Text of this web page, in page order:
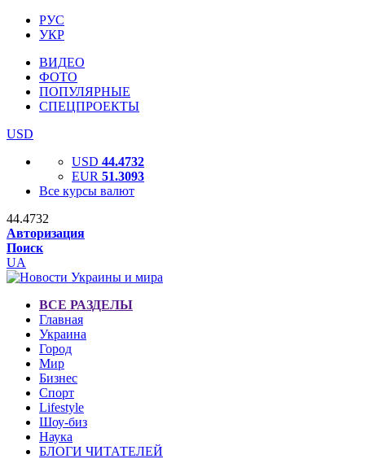
РУС
УКР
ВИДЕО
ФОТО
ПОПУЛЯРНЫЕ
СПЕЦПРОЕКТЫ
USD
USD 44.4732
EUR 51.3093
Все курсы валют
44.4732
Авторизация
Поиск
UA
ВСЕ РАЗДЕЛЫ
Главная
Украина
Город
Мир
Бизнес
Спорт
Lifestyle
Шоу-биз
Наука
БЛОГИ ЧИТАТЕЛЕЙ